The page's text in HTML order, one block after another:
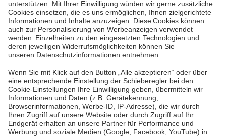
Werden neun Monate nach einem Stromausfall
wirklich mehr Babys geboren? Wie alt ist die älteste
Batterie der Welt? Das und mehr beatworten wir hier.
Mach dich schlau!
Mehr lesen
Mehr lesen
Pfalzwerke